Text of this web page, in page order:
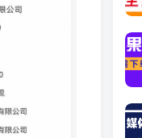
TOP5